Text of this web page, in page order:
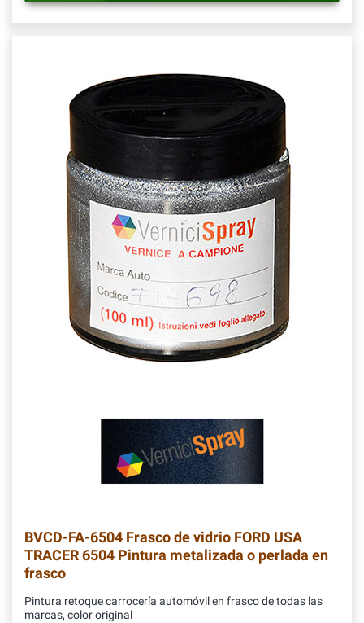
BVCD-FA-6504 Frasco de vidrio FORD USA
TRACER 6504 Pintura metalizada o perlada en
frasco
Pintura retoque carrocería automóvil en frasco de todas las
marcas, color original